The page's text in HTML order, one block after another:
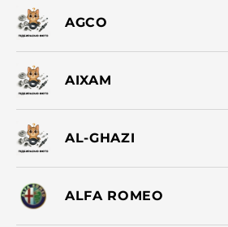
AGCO
AIXAM
AL-GHAZI
ALFA ROMEO